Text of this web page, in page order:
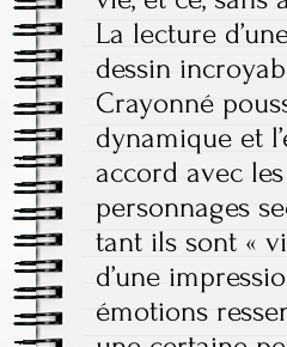
La lecture
dessin
Crayonné
dynamique et
accord avec
personnages
tant ils sont «
d’une
émotions